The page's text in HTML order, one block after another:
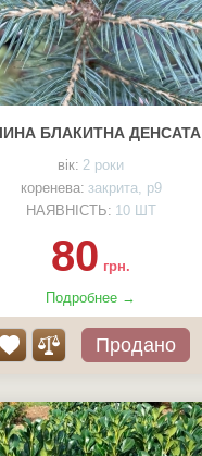
БЛАКИТНА ДЕНСАТА
вік: 2 роки
коренева: закрита, р9
НАЯВНІСТЬ: 10 ШТ
80 грн.
Подробнее →
Продано